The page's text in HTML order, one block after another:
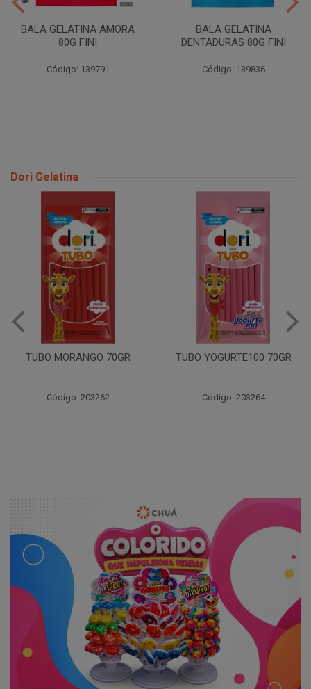
BALA GELATINA AMORA
80G FINI
Código: 139791
BALA GELATINA
DENTADURAS 80G FINI
Código: 139836
Dori Gelatina
TUBO YOGURTE100 70GR
Código: 203264
TUBO MORANGO
70GR